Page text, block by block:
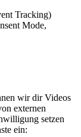
Tracking)
Mode,
wir dir Videos
externen
setzen
ein: